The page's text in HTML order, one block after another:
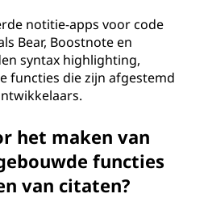
notitie-apps voor code
Bear, Boostnote en
syntax highlighting,
functies die zijn afgestemd
het maken van
functies
van citaten?